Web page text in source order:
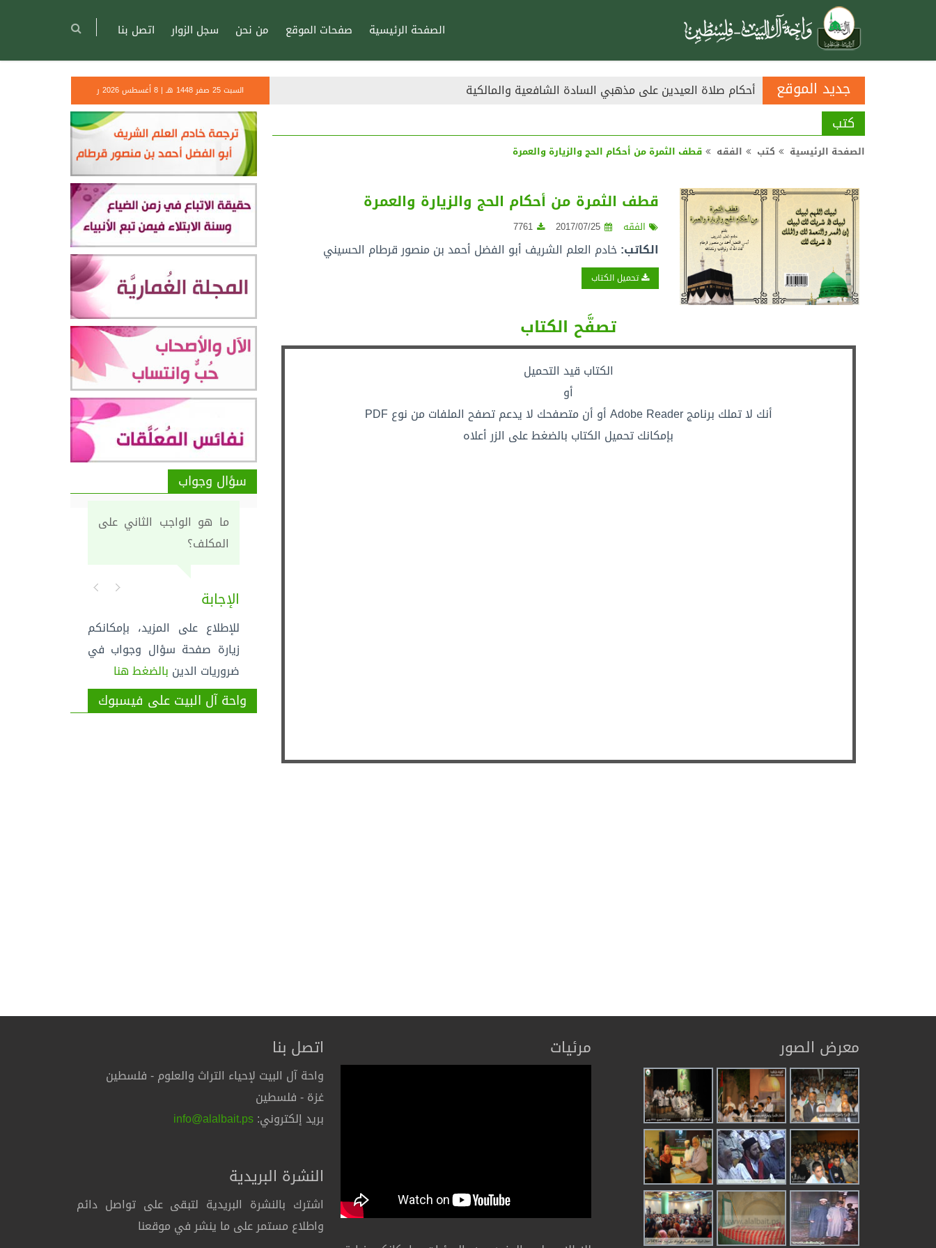
الصفحة الرئيسية صفحات الموقع من نحن سجل الزوار اتصل بنا
جديد الموقع أحكام صلاة العيدين على مذهبي السادة الشافعية والمالكية السبت 25 صفر 1448 هـ | 8 أغسطس 2026 ر
كتب
الصفحة الرئيسية كتب الفقه قطف الثمرة من أحكام الحج والزيارة والعمرة
قطف الثمرة من أحكام الحج والزيارة والعمرة
الفقه 2017/07/25
7761
الكاتب:خادم العلم الشريف أبو الفضل أحمد بن منصور قرطام الحسيني
تحميل الكتاب
تصفَّح الكتاب
الكتاب قيد التحميل
أو
أنك لا تملك برنامج Adobe Reader أو أن متصفحك لا يدعم تصفح الملفات من نوع PDF
بإمكانك تحميل الكتاب بالضغط على الزر أعلاه
سؤال وجواب
ما هو الواجب الثاني على
المكلف؟
الإجابة
للإطلاع على المزيد، بإمكانكم
زيارة صفحة سؤال وجواب في
ضروريات الدين بالضغط هنا
واحة آل البيت على فيسبوك
معرض الصور مرئيات اتصل بنا
واحة آل البيت لإحياء التراث والعلوم - فلسطين
غزة - فلسطين
بريد إلكتروني:info@alalbait.ps
النشرة البريدية
اشترك بالنشرة البريدية لتبقى على تواصل دائم
واطلاع مستمر على ما ينشر في موقعنا